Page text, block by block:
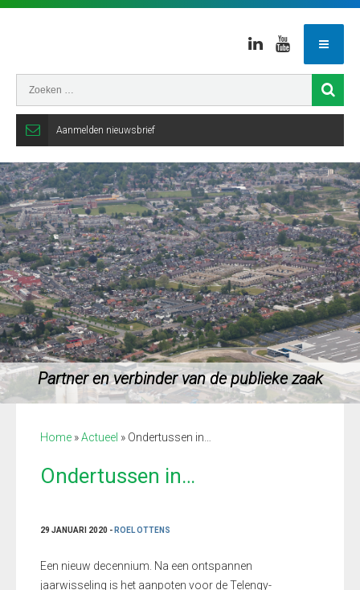
LinkedinYoutube
Aanmelden nieuwsbrief
Partner en verbinder van de publieke zaak
Home »Actueel » Ondertussen in…
Ondertussen in…
29 JANUARI 2020 - ROEL OTTENS
Een nieuw decennium. Na een ontspannen
jaarwisseling is het aanpoten voor de Telengy-